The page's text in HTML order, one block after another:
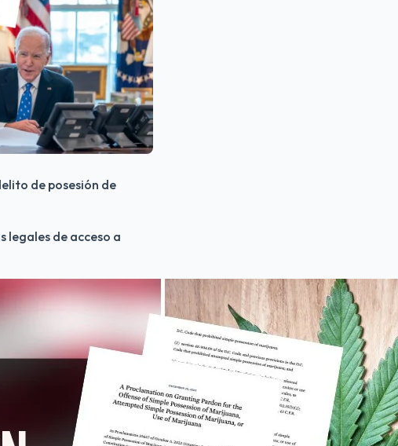
de posesión de
de acceso a